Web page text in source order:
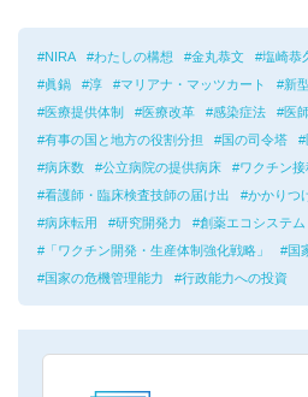
NIRA わたしの構想 金丸恭文 塩崎恭
眞鍋
淳 マリアナ・マッツカート
新
医療提供体制
医療改革 感染症法 医
有事の国と地方の役割分担
国の司令塔
病床数
公立病院の提供病床 ワクチン接
看護師・臨床検査技師の届け出
かかりつ
病床転用
研究開発力
創薬エコシステム
「ワクチン開発・生産体制強化戦略」
国
国家の危機管理能力
行政能力への投資